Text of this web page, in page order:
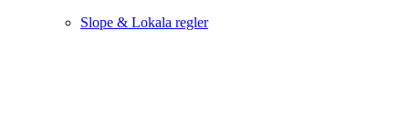
Slope & Lokala regler